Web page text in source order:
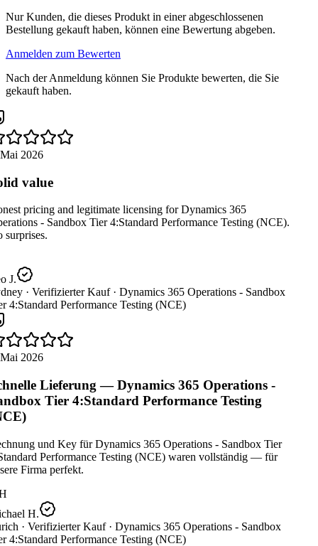
Nur Kunden, die dieses Produkt in einer abgeschlossenen
Bestellung gekauft haben, können eine Bewertung abgeben.
Anmelden zum Bewerten
Nach der Anmeldung können Sie Produkte bewerten, die Sie
gekauft haben.
2026
value
pricing and legitimate licensing for Dynamics 365
- Sandbox Tier 4:Standard Performance Testing (NCE).
J.
· Verifizierter Kauf · Dynamics 365 Operations - Sandbox
4:Standard Performance Testing (NCE)
2026
Lieferung — Dynamics 365 Operations -
Tier 4:Standard Performance Testing
und Key für Dynamics 365 Operations - Sandbox Tier
Performance Testing (NCE) waren vollständig — für
Firma perfekt.
H.
· Verifizierter Kauf · Dynamics 365 Operations - Sandbox
4:Standard Performance Testing (NCE)